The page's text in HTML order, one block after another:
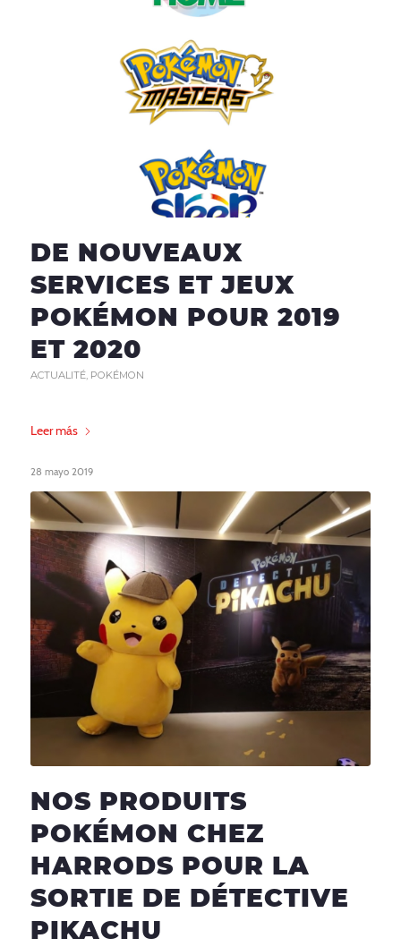
DE NOUVEAUX
SERVICES ET JEUX
POKÉMON POUR 2019
ET 2020
ACTUALITÉ, POKÉMON
Leer más
28 mayo 2019
NOS PRODUITS
POKÉMON CHEZ
HARRODS POUR LA
SORTIE DE DÉTECTIVE
PIKACHU